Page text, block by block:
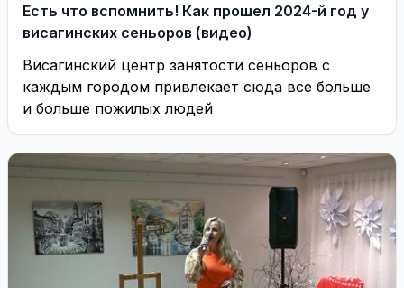
Есть что вспомнить! Как прошел 2024-й год у
висагинских сеньоров (видео)
Висагинский центр занятости сеньоров с
каждым городом привлекает сюда все больше
и больше пожилых людей